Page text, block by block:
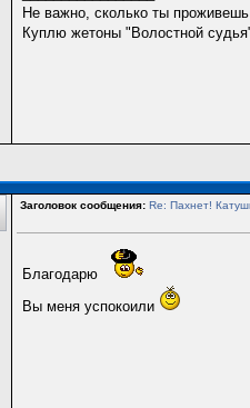
Не важно, сколько ты
Куплю жетоны "Волостной
Заголовок сообщения: Re: Пахнет!
Благодарю
Вы меня успокоили